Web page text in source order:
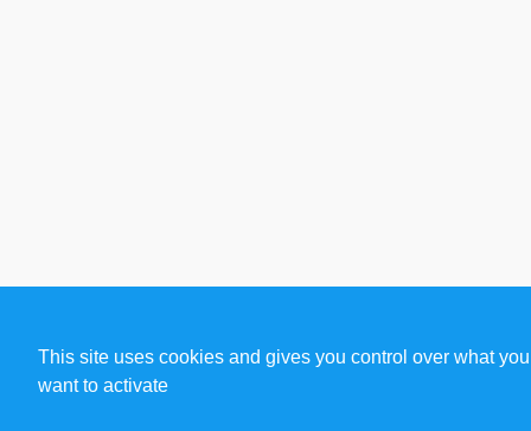
This site uses cookies and gives you control over what you
want to activate